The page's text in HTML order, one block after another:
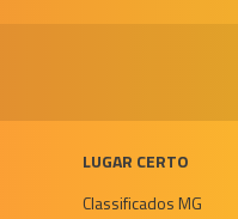
LUGAR CERTO
Classificados MG